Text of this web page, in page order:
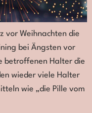
vor Weihnachten die
bei Ängsten vor
betroffenen Halter die
wieder viele Halter
wie „die Pille vom